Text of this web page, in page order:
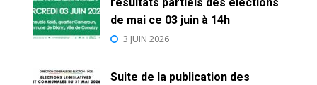
de mai ce 03 juin à 14h
3 JUIN 2026
Suite de la publication des